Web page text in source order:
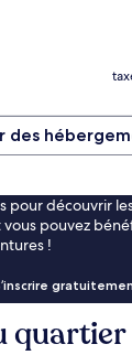
des
pour découvrir
pouvez
!
quartier